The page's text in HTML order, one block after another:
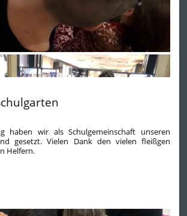
haben wir als Schulgemeinschaft unseren
gesetzt. Vielen Dank den vielen fleißgen
Helfern.